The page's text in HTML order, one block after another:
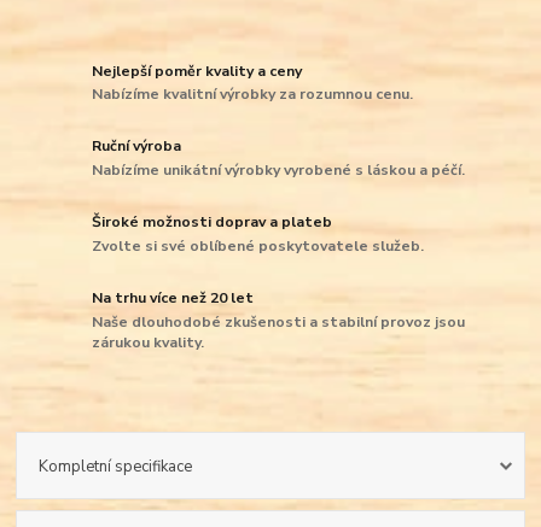
Nejlepší poměr kvality a ceny
Nabízíme kvalitní výrobky za rozumnou cenu.
Ruční výroba
Nabízíme unikátní výrobky vyrobené s láskou a péčí.
Široké možnosti doprav a plateb
Zvolte si své oblíbené poskytovatele služeb.
Na trhu více než 20 let
Naše dlouhodobé zkušenosti a stabilní provoz jsou
zárukou kvality.
Kompletní specifikace